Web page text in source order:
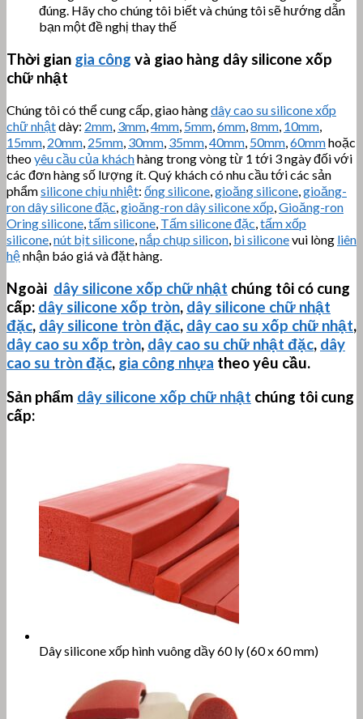
đúng. Hãy cho chúng tôi biết và chúng tôi sẽ hướng dẫn
bạn một đề nghị thay thế
Thời gian gia công và giao hàng dây silicone xốp
chữ nhật
Chúng tôi có thể cung cấp, giao hàngdây cao su silicone xốp
chữ nhậtdày: 2mm, 3mm,4mm, 5mm,6mm,8mm, 10mm,
15mm, 20mm, 25mm, 30mm, 35mm,40mm, 50mm,60mmhoặc
theoyêu cầu của kháchhàng trong vòng từ 1 tới 3 ngày đối với
các đơn hàng số lượng ít. Quý khách có nhu cầu tới các sản
phẩmsilicone chịu nhiệt: ống silicone,gioăng silicone,gioăng-
ron dây silicone đặc,gioăng-ron dây silicone xốp,Gioăng-ron
Oring silicone,tấm silicone, Tấm silicone đặc,tấm xốp
silicone,nút bịt silicone,nắp chụp silicon, bi siliconevui lòng liên
hệnhận báo giá và đặt hàng.
Ngoài dây silicone xốp chữ nhật chúng tôi có cung
cấp: dây silicone xốp tròn, dây silicone chữ nhật
đặc, dây silicone tròn đặc, dây cao su xốp chữ nhật,
dây cao su xốp tròn, dây cao su chữ nhật đặc, dây
cao su tròn đặc, gia công nhựa theo yêu cầu.
Sản phẩm dây silicone xốp chữ nhật chúng tôi cung
cấp:
Dây silicone xốp hình vuông dầy 60 ly (60 x 60 mm)